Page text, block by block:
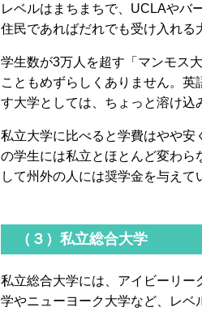
レベルはまちまちで、UCLAやバ
住民であればだれでも受け入れる
学生数が3万人を超す「マンモス
こともめずらしくありません。
す大学としては、ちょっと溶け込
私立大学に比べると学費はやや
の学生には私立とほとんど変わら
して州外の人には奨学金を与えて
（３）私立総合大学
私立総合大学には、アイビーリ
学やニューヨーク大学など、レベ